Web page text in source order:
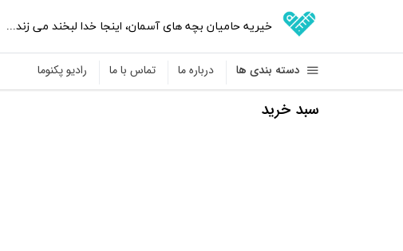
خیریه حامیان بچه های آسمان
، اینجا خدا لبخند می زند...
دسته بندی ها درباره ما تماس با ما رادیو پکنوما
سبد خرید